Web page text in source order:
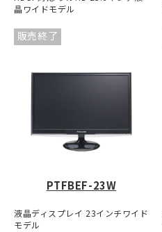
晶ワイドモデル
販売終了
PTFBEF-23W
液晶ディスプレイ 23インチワイド
モデル